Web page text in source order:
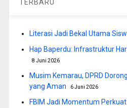
TERBARU
Literasi Jadi Bekal Utama
Hap Baperdu: Infrastruktur
8 Juni 2026
Musim Kemarau, DPRD
yang Aman
6 Juni 2026
FBIM Jadi Momentum